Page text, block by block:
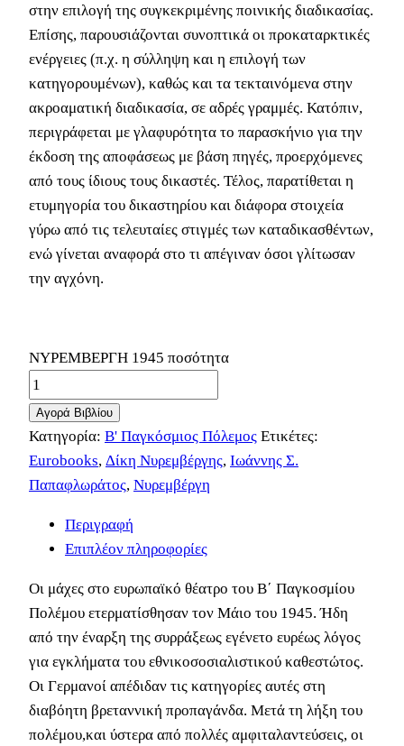
στην επιλογή της συγκεκριμένης ποινικής διαδικασίας.
Επίσης, παρουσιάζονται συνοπτικά οι προκαταρκτικές
ενέργειες (π.χ. η σύλληψη και η επιλογή των
κατηγορουμένων), καθώς και τα τεκταινόμενα στην
ακροαματική διαδικασία, σε αδρές γραμμές. Κατόπιν,
περιγράφεται με γλαφυρότητα το παρασκήνιο για την
έκδοση της αποφάσεως με βάση πηγές, προερχόμενες
από τους ίδιους τους δικαστές. Τέλος, παρατίθεται η
ετυμηγορία του δικαστηρίου και διάφορα στοιχεία
γύρω από τις τελευταίες στιγμές των καταδικασθέντων,
ενώ γίνεται αναφορά στο τι απέγιναν όσοι γλίτωσαν
την αγχόνη.
ΝΥΡΕΜΒΕΡΓΗ 1945 ποσότητα
Αγορά Βιβλίου
Κατηγορία: B' Παγκόσμιος Πόλεμος Ετικέτες:
Eurobooks, Δίκη Νυρεμβέργης, Ιωάννης Σ.
Παπαφλωράτος, Νυρεμβέργη
Περιγραφή
Επιπλέον πληροφορίες
Οι μάχες στο ευρωπαϊκό θέατρο του Β΄ Παγκοσμίου
Πολέμου ετερματίσθησαν τον Μάιο του 1945. Ήδη
από την έναρξη της συρράξεως εγένετο ευρέως λόγος
για εγκλήματα του εθνικοσοσιαλιστικού καθεστώτος.
Οι Γερμανοί απέδιδαν τις κατηγορίες αυτές στη
διαβόητη βρεταννική προπαγάνδα. Μετά τη λήξη του
πολέμου,και ύστερα από πολλές αμφιταλαντεύσεις, οι